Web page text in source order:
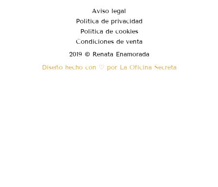
Aviso legal
Política de privacidad
Política de cookies
Condiciones de venta
2019 © Renata Enamorada
Diseño hecho con ♡ por La Oficina Secreta